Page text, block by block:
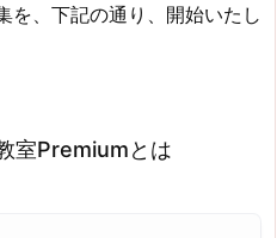
を、下記の通り、開始いたし
室Premiumとは